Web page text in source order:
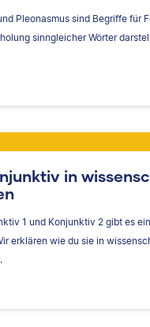
Pleonasmus sind Begriffe für
sinngleicher Wörter
in
1 und Konjunktiv 2 gibt es
erklären wie du sie in